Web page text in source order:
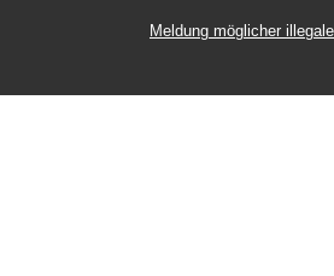
Meldung möglicher